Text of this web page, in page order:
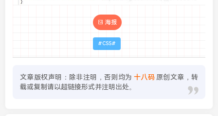
海报
CSS
文章版权声明：除非注明，否则均为 十八码 原创文章，转
载或复制请以超链接形式并注明出处。